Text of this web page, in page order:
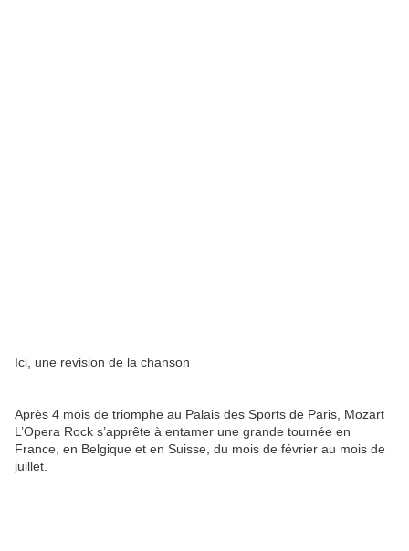
Ici, une revision de la chanson
Après 4 mois de triomphe au Palais des Sports de Paris, Mozart
L’Opera Rock s’apprête à entamer une grande tournée en
France, en Belgique et en Suisse, du mois de février au mois de
juillet.